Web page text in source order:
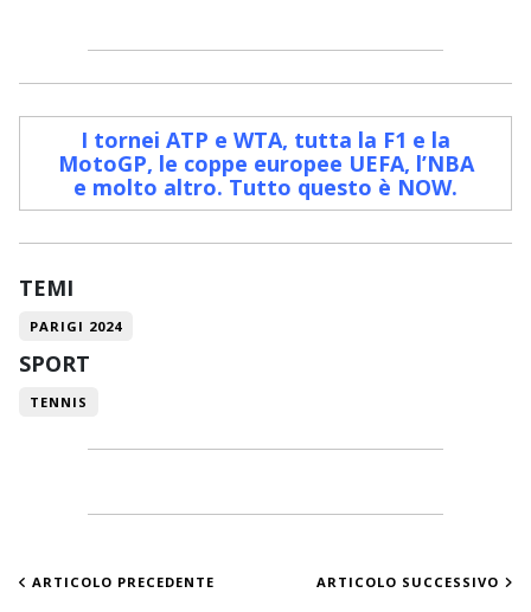
I tornei ATP e WTA, tutta la F1 e la
MotoGP, le coppe europee UEFA, l’NBA
e molto altro. Tutto questo è NOW.
TEMI
PARIGI 2024
SPORT
TENNIS
ARTICOLO PRECEDENTE ARTICOLO SUCCESSIVO